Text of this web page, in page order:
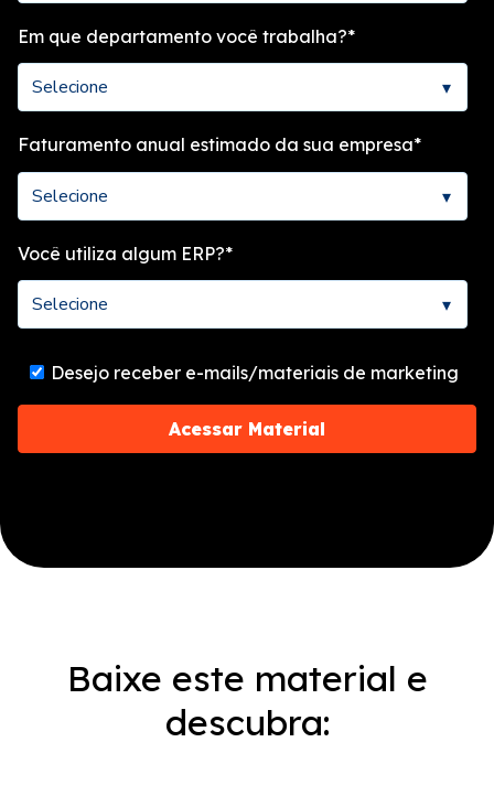
Em que departamento você trabalha?*
Faturamento anual estimado da sua empresa*
Você utiliza algum ERP?*
Desejo receber e-mails/materiais de marketing
Baixe este material e
descubra: